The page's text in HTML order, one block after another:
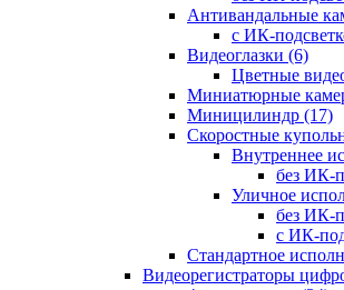
Антивандальные
с ИК-
Видеоглазки (6)
Цветные
Миниатюрные
Миницилиндр (17)
Скоростные
Внутреннее
без ИК-
Уличное
без ИК-
с ИК-
Стандартное
Видеорегистраторы